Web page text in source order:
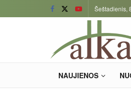
Šeštadienis,
NAUJIENOS